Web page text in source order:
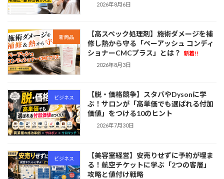
2026年8月6日
新商品
【高スペック処理剤】施術ダメージを補
修し熱から守る「ペーアッシュ コンディ
ショナーCMCプラス」とは？
新着!!
2026年8月3日
ビジネス
【脱・価格競争】スタバやDysonに学
ぶ！サロンが「高単価でも選ばれる付加
価値」をつける10のヒント
2026年7月30日
ビジネス
【美容室経営】安売りせずに予約が埋ま
る！航空チケットに学ぶ「2つの客層」
攻略と値付け戦略